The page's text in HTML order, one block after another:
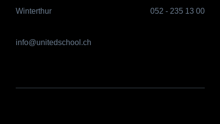
Winterthur
052 - 235 13 00
info@unitedschool.ch